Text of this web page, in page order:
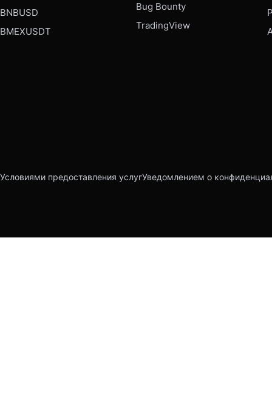
BNBUSD
BMEXUSDT
Bug Bounty
TradingView
Условиями предоставления услугУведомлением о